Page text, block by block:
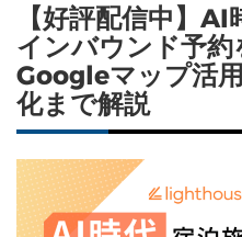
【好評配信中】
インバウンド予約
Googleマップ活
化まで解説